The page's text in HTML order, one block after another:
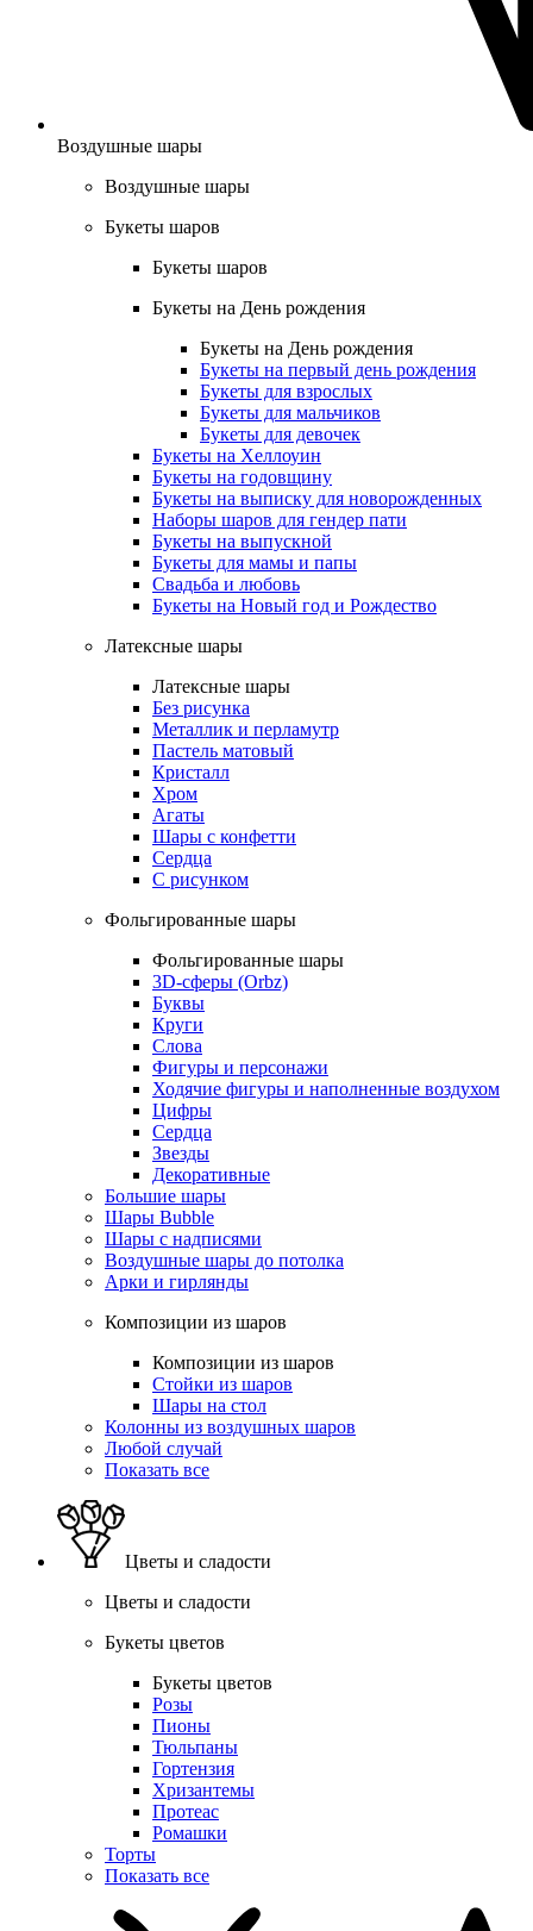
Воздушные шары
Воздушные шары
Букеты шаров
Букеты шаров
Букеты на День рождения
Букеты на День рождения
Букеты на первый день рождения
Букеты для взрослых
Букеты для мальчиков
Букеты для девочек
Букеты на Хеллоуин
Букеты на годовщину
Букеты на выписку для новорожденных
Наборы шаров для гендер пати
Букеты на выпускной
Букеты для мамы и папы
Свадьба и любовь
Букеты на Новый год и Рождество
Латексные шары
Латексные шары
Без рисунка
Металлик и перламутр
Пастель матовый
Кристалл
Хром
Агаты
Шары с конфетти
Сердца
С рисунком
Фольгированные шары
Фольгированные шары
3D-сферы (Orbz)
Буквы
Круги
Слова
Фигуры и персонажи
Ходячие фигуры и наполненные воздухом
Цифры
Сердца
Звезды
Декоративные
Большие шары
Шары Bubble
Шары с надписями
Воздушные шары до потолка
Арки и гирлянды
Композиции из шаров
Композиции из шаров
Стойки из шаров
Шары на стол
Колонны из воздушных шаров
Любой случай
Показать все
Цветы и сладости
Цветы и сладости
Букеты цветов
Букеты цветов
Розы
Пионы
Тюльпаны
Гортензия
Хризантемы
Протеас
Ромашки
Торты
Показать все